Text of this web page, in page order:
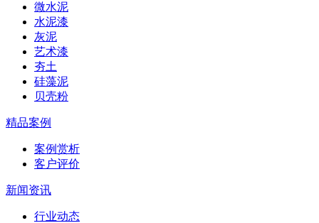
微水泥
水泥漆
灰泥
艺术漆
夯土
硅藻泥
贝壳粉
精品案例
案例赏析
客户评价
新闻资讯
行业动态